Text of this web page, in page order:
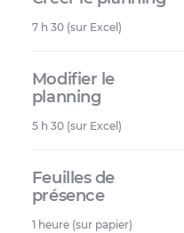
7 h 30 (sur Excel)
5 h 30 (sur Excel)
1 heure (sur papier)